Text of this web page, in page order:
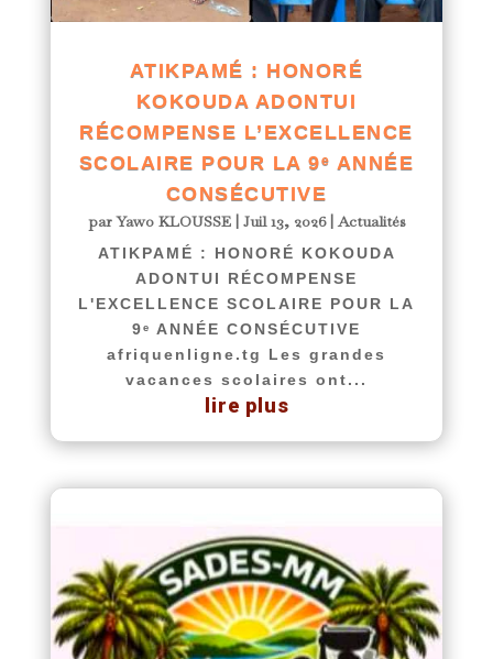
ATIKPAMÉ : HONORÉ
KOKOUDA ADONTUI
RÉCOMPENSE L’EXCELLENCE
SCOLAIRE POUR LA 9ᵉ ANNÉE
CONSÉCUTIVE
parYawo KLOUSSE| Juil 13, 2026|Actualités
ATIKPAMÉ : HONORÉ KOKOUDA
ADONTUI RÉCOMPENSE
L'EXCELLENCE SCOLAIRE POUR LA
9ᵉ ANNÉE CONSÉCUTIVE
afriquenligne.tg Les grandes
vacances scolaires ont...
lire plus